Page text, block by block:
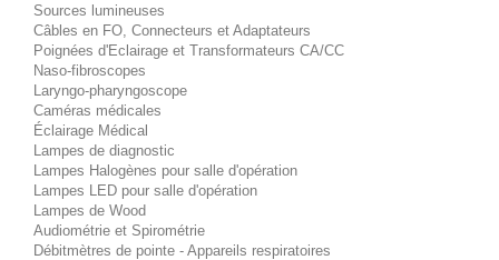
Sources lumineuses
Câbles en FO, Connecteurs et Adaptateurs
Poignées d'Eclairage et Transformateurs CA/CC
Naso-fibroscopes
Laryngo-pharyngoscope
Caméras médicales
Éclairage Médical
Lampes de diagnostic
Lampes Halogènes pour salle d'opération
Lampes LED pour salle d'opération
Lampes de Wood
Audiométrie et Spirométrie
Débitmètres de pointe - Appareils respiratoires